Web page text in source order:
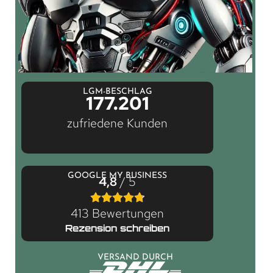
LGM-BESCHLAG
177.201
zufriedene Kunden
GOOGLE MY BUSINESS
4,8/ 5
413 Bewertungen
Rezension schreiben
VERSAND DURCH